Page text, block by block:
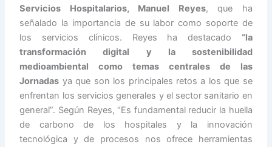
Servicios Hospitalarios, Manuel Reyes, que ha
señalado la importancia de su labor como soporte de
los servicios clínicos. Reyes ha destacado “la
transformación digital y la sostenibilidad
medioambiental como temas centrales de las
Jornadas ya que son los principales retos a los que se
enfrentan los servicios generales y el sector sanitario en
general”. Según Reyes, “Es fundamental reducir la huella
de carbono de los hospitales y la innovación
tecnológica y de procesos nos ofrece herramientas